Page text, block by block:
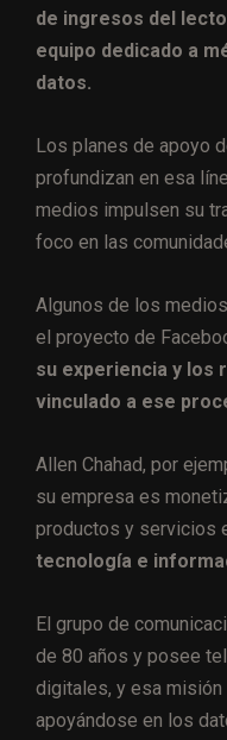
de ingresos del
equipo dedicado a
datos.
Los planes de apoyo
profundizan en esa
medios impulsen su
foco en las
Algunos de los
el proyecto de
su experiencia y los
vinculado a ese
Allen Chahad, por
su empresa es
productos y servicios
tecnología e
El grupo de
de 80 años y posee
digitales, y esa
apoyándose en los